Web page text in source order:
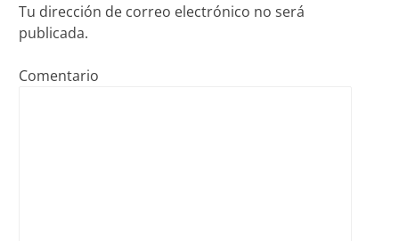
Tu dirección de correo electrónico no será
publicada.
Comentario